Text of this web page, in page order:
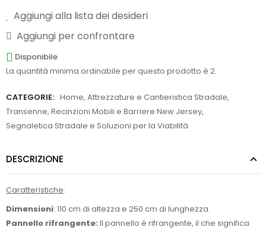
Aggiungi alla lista dei desideri
Aggiungi per confrontare
Disponibile
La quantità minima ordinabile per questo prodotto è 2.
CATEGORIE: Home, Attrezzature e Cantieristica Stradale,
Transenne, Recinzioni Mobili e Barriere New Jersey,
Segnaletica Stradale e Soluzioni per la Viabilità
DESCRIZIONE
Caratteristiche:
Dimensioni: 110 cm di altezza e 250 cm di lunghezza.
Pannello rifrangente: Il pannello è rifrangente, il che significa